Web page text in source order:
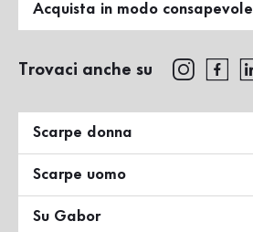
Acquista in modo consapevole
Trovaci anche su
Scarpe donna
Scarpe uomo
Su Gabor